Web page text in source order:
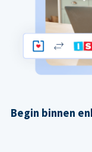
Begin binnen